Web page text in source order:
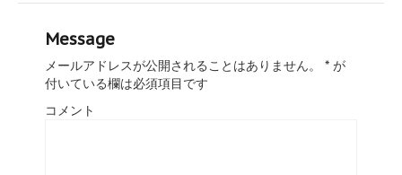
Message
メールアドレスが公開されることはありません。 * が
付いている欄は必須項目です
コメント